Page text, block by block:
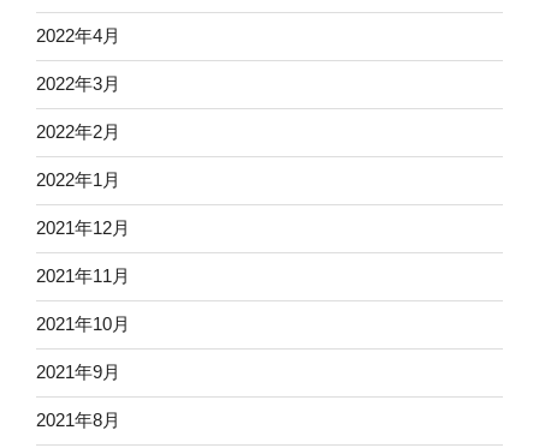
2022年4月
2022年3月
2022年2月
2022年1月
2021年12月
2021年11月
2021年10月
2021年9月
2021年8月